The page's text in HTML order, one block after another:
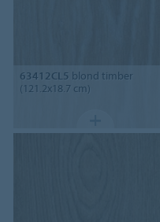
63412CL5 blond timber
(121.2x18.7 cm)